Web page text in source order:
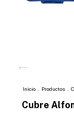
Inicio Productos
Cubre